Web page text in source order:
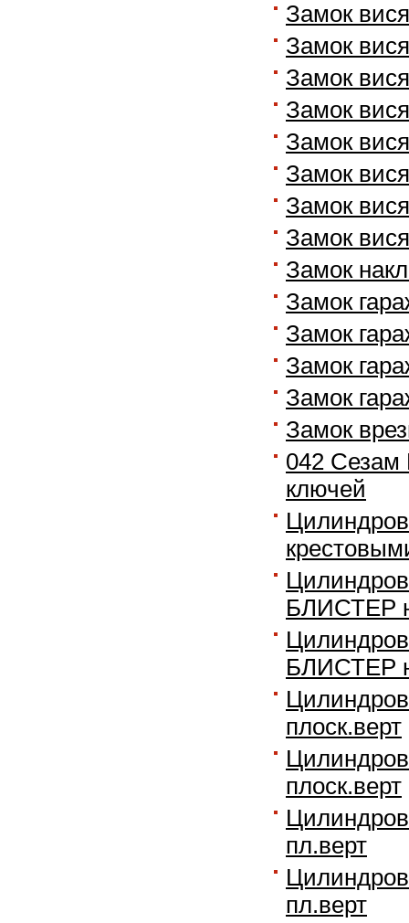
Замок
Замок
Замок
Замок
Замок
Замок
Замок
Замок
Замок
Замок
Замок
Замок
Замок
Замок
042 Сезам
ключей
БЛИСТЕР
БЛИСТЕР
плоск.верт
плоск.верт
пл.верт
пл.верт